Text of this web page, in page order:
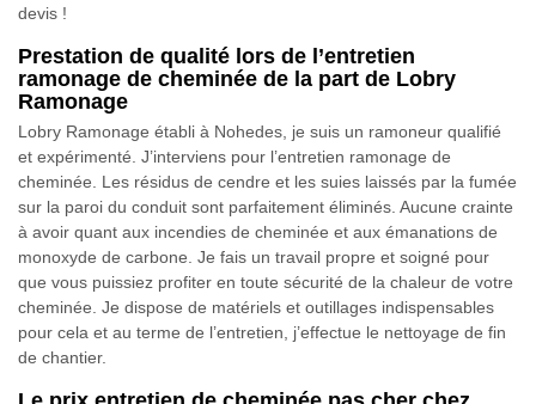
devis !
Prestation de qualité lors de l’entretien
ramonage de cheminée de la part de Lobry
Ramonage
Lobry Ramonage établi à Nohedes, je suis un ramoneur qualifié
et expérimenté. J’interviens pour l’entretien ramonage de
cheminée. Les résidus de cendre et les suies laissés par la fumée
sur la paroi du conduit sont parfaitement éliminés. Aucune crainte
à avoir quant aux incendies de cheminée et aux émanations de
monoxyde de carbone. Je fais un travail propre et soigné pour
que vous puissiez profiter en toute sécurité de la chaleur de votre
cheminée. Je dispose de matériels et outillages indispensables
pour cela et au terme de l’entretien, j’effectue le nettoyage de fin
de chantier.